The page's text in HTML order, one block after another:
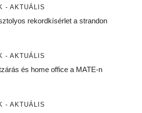
- AKTUÁLIS
rekordkísérlet a strandon
- AKTUÁLIS
és home office a MATE-n
- AKTUÁLIS